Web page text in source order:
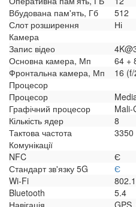
Вбудована пам'ять, Гб
512
Слот розширення
Ні
Камера
Запис відео
Основна камера, Мп
64 +
Фронтальна камера, Мп
16
Процесор
Процесор
Графічний процесор
Mali-
Кількість ядер
8
Тактова частота
3350
Комунікації
NFC
Є
Стандарт зв'язку 5G
Є
Wi-Fi
Bluetooth
5.4